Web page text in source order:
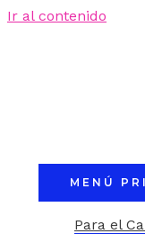
Ir al contenido
MENÚ
Para el